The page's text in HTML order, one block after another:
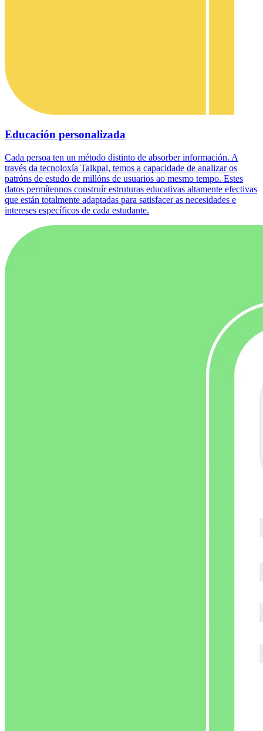
Educación personalizada
Cada persoa ten un método distinto de absorber información. A
través da tecnoloxía Talkpal, temos a capacidade de analizar os
patróns de estudo de millóns de usuarios ao mesmo tempo. Estes
datos permítennos construír estruturas educativas altamente efectivas
que están totalmente adaptadas para satisfacer as necesidades e
intereses específicos de cada estudante.